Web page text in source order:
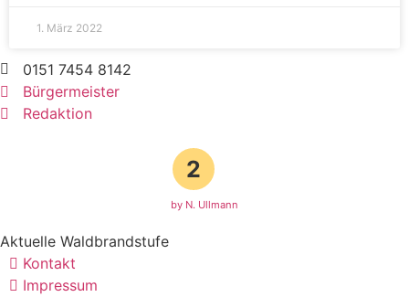
1. März 2022
0151 7454 8142
Bürgermeister
Redaktion
2
by N. Ullmann
Aktuelle Waldbrandstufe
Kontakt
Impressum